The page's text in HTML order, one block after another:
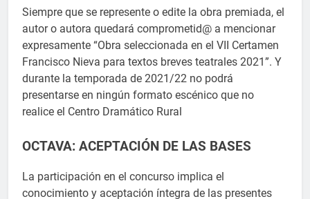
Siempre que se represente o edite la obra premiada, el
autor o autora quedará comprometid@ a mencionar
expresamente “Obra seleccionada en el VII Certamen
Francisco Nieva para textos breves teatrales 2021”. Y
durante la temporada de 2021/22 no podrá
presentarse en ningún formato escénico que no
realice el Centro Dramático Rural
OCTAVA: ACEPTACIÓN DE LAS BASES
La participación en el concurso implica el
conocimiento y aceptación íntegra de las presentes